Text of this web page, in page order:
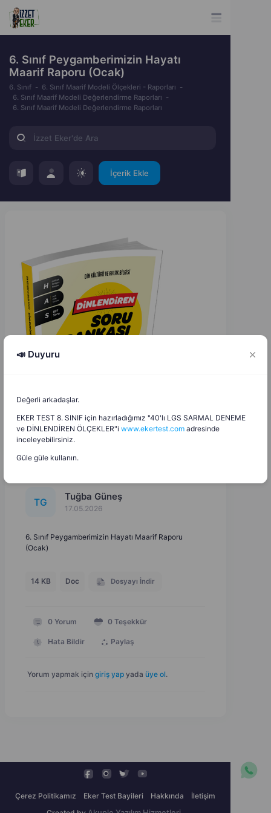
6. Sınıf Peygamberimizin Hayatı
Maarif Raporu (Ocak)
6. Sınıf
6. Sınıf Maarif Modeli Ölçekleri - Raporları
6. Sınıf Maarif Modeli Değerlendirme Raporları
6. Sınıf Maarif Modeli Değerlendirme Raporları
İçerik Ekle
TG Tuğba Güneş
17.05.2026
6. Sınıf Peygamberimizin Hayatı Maarif Raporu
(Ocak)
14 KB Doc Dosyayı İndir
0Yorum 0 Teşekkür
Hata Bildir Paylaş
Yorum yapmak için giriş yap yada üye ol.
Çerez Politikamız Eker Test Bayileri Hakkında İletişim
📣 Duyuru
Değerli arkadaşlar.
EKER TEST 8. SINIF için hazırladığımız "40'lı LGS SARMAL DENEME
ve DİNLENDİREN ÖLÇEKLER"i www.ekertest.com adresinde
inceleyebilirsiniz.
Güle güle kullanın.